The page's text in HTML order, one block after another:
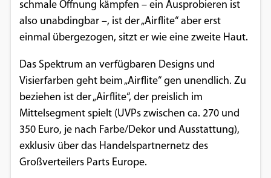
schmale Öffnung kämpfen – ein Ausprobieren ist
also unabdingbar –, ist der „Airflite“ aber erst
einmal übergezogen, sitzt er wie eine zweite Haut.
Das Spektrum an verfügbaren Designs und
Visierfarben geht beim „Airflite“ gen unendlich. Zu
beziehen ist der „Airflite“, der preislich im
Mittelsegment spielt (UVPs zwischen ca. 270 und
350 Euro, je nach Farbe/Dekor und Ausstattung),
exklusiv über das Handelspartnernetz des
Großverteilers Parts Europe.